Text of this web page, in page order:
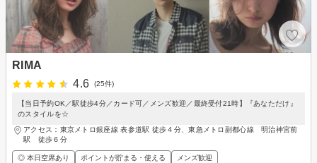
RIMA
4.6
(25件)
【当日予約OK／駅徒歩4分／カード可／メンズ歓迎／最終受付21時】『あなただけ』
のスタイルを☆
アクセス：東京メトロ銀座線 表参道駅 徒歩４分、東急メトロ副都心線 明治神宮前
駅 徒歩６分
◎ 本日空席あり ポイントが貯まる・使える メンズ歓迎